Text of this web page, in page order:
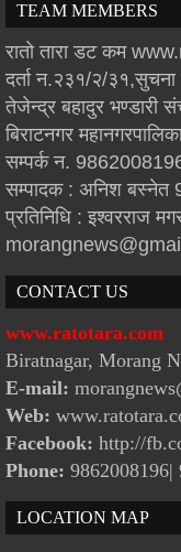
TEAM MEMBERS
रातो तारा डट कम
दर्ता न.२३१/२/३१,सुचना
तेजेन्द्र बहादुर भण्डारी
बिराटनगर
सम्पर्क न.
सम्पादक : अनिश बस्नेत
प्रतिनिधि : इश्वरराज
CONTACT US
www.ratotara.com
Biratnagar, Morang
E-mail:
Web:
Facebook: http://
Phone: 9862008196|
LOCATION MAP